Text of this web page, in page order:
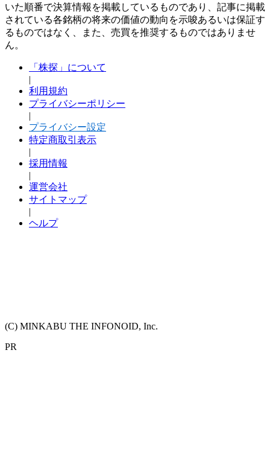
いた順番で決算情報を掲載しているものであり、記事に掲載
されている各銘柄の将来の価値の動向を示唆あるいは保証す
るものではなく、また、売買を推奨するものではありませ
ん。
「株探」について
|
利用規約
プライバシーポリシー
|
プライバシー設定
特定商取引表示
|
採用情報
|
運営会社
サイトマップ
|
ヘルプ
(C) MINKABU THE INFONOID, Inc.
PR